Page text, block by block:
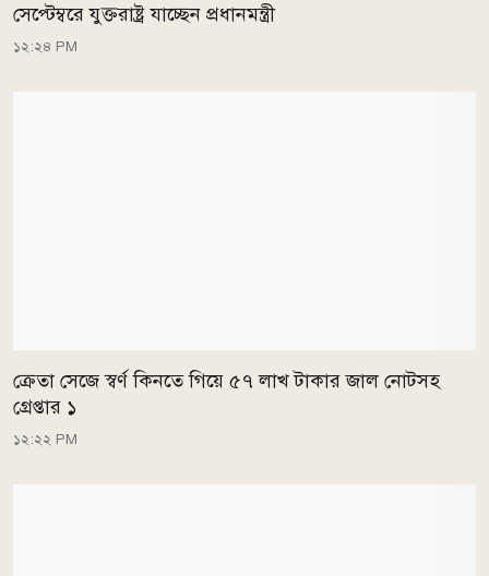
সেপ্টেম্বরে যুক্তরাষ্ট্র যাচ্ছেন প্রধানমন্ত্রী
১২:২৪ PM
ক্রেতা সেজে স্বর্ণ কিনতে গিয়ে ৫৭ লাখ টাকার জাল নোটসহ
গ্রেপ্তার ১
১২:২২ PM